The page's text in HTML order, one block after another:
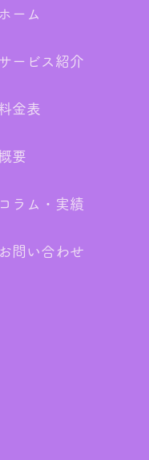
！？物
ホーム
サービス紹介
金表
要
コラム・実績
お問い合わせ